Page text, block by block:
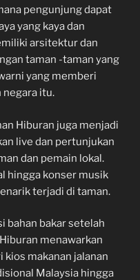
pengunjung dapat
yang kaya dan
arsitektur dan
taman -taman yang
yang memberi
negara itu.
Hiburan juga menjadi
live dan pertunjukan
dan pemain lokal.
hingga konser musik
terjadi di taman.
bahan bakar setelah
menawarkan
kios makanan jalanan
Malaysia hingga